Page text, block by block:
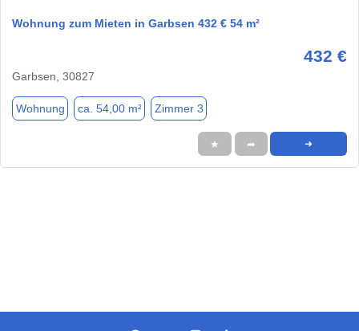
Wohnung zum Mieten in Garbsen 432 € 54 m²
432 €
Garbsen, 30827
Wohnung ca. 54,00 m² Zimmer 3
★ ➦ ➜